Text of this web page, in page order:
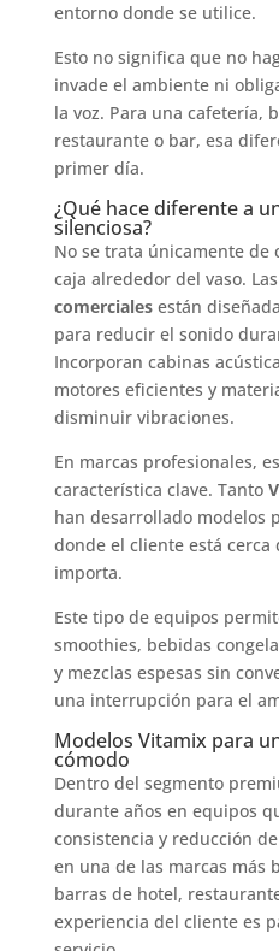
entorno donde se utilice.
Esto no significa que no
invade el ambiente ni
la voz. Para una cafetería,
restaurante o bar, esa
primer día.
¿Qué hace diferente a
silenciosa?
No se trata únicamente de
caja alrededor del vaso. Las
comercialesestán
para reducir el sonido
Incorporan cabinas
motores eficientes y
disminuir vibraciones.
En marcas profesionales,
característica clave. Tanto
han desarrollado modelos
donde el cliente está
importa.
Este tipo de equipos
smoothies, bebidas
y mezclas espesas sin
una interrupción para el
Modelos Vitamix para
cómodo
Dentro del segmento
durante años en equipos
consistencia y reducción
en una de las marcas más
barras de hotel,
experiencia del cliente es